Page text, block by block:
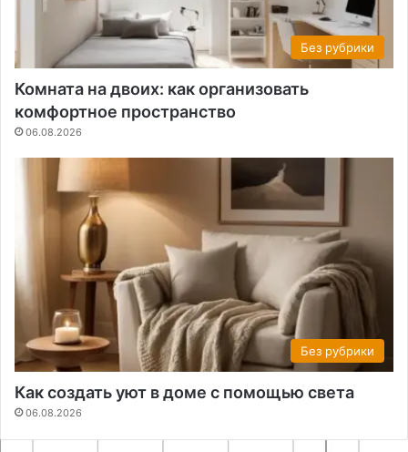
Без рубрики
Комната на двоих: как организовать
комфортное пространство
06.08.2026
Без рубрики
Как создать уют в доме с помощью света
06.08.2026